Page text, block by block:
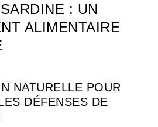
: UN
ALIMENTAIRE
NATURELLE POUR
DÉFENSES DE